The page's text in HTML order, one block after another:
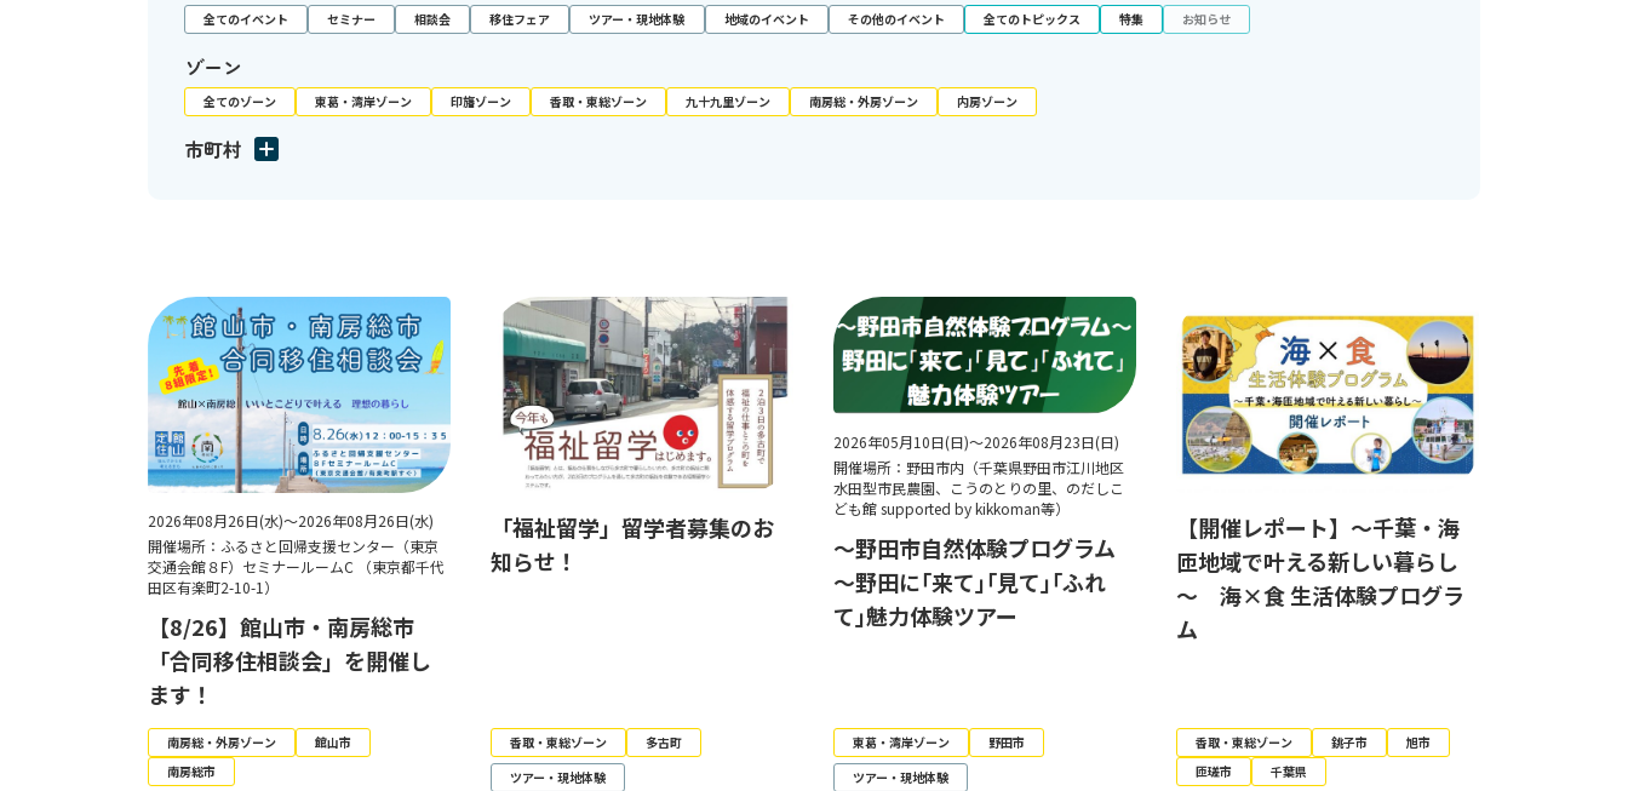
全てのイベント セミナー 相談会 移住フェア ツアー・現地体験 地域のイベント その他のイベント 全てのトピックス 特集 お知らせ
ゾーン
全てのゾーン 東葛・湾岸ゾーン 印旛ゾーン 香取・東総ゾーン 九十九里ゾーン 南房総・外房ゾーン 内房ゾーン
市町村
2026年08月26日(水)～2026年08月26日(水)
開催場所：ふるさと回帰支援センター（東京
交通会館８F）セミナールームC （東京都千代
田区有楽町2-10-1）
【8/26】館山市・南房総市
「合同移住相談会」を開催し
ます！
南房総・外房ゾーン
館山市
南房総市
「福祉留学」留学者募集のお
知らせ！
香取・東総ゾーン
多古町
ツアー・現地体験
2026年05月10日(日)～2026年08月23日(日)
開催場所：野田市内（千葉県野田市江川地区
水田型市民農園、こうのとりの里、のだしこ
ども館 supported by kikkoman等）
～野田市自然体験プログラム
～野田に｢来て｣｢見て｣｢ふれ
て｣魅力体験ツアー
東葛・湾岸ゾーン
野田市
ツアー・現地体験
【開催レポート】～千葉・海
匝地域で叶える新しい暮らし
～ 海×食 生活体験プログラ
ム
香取・東総ゾーン 銚子市
旭市
匝瑳市
千葉県